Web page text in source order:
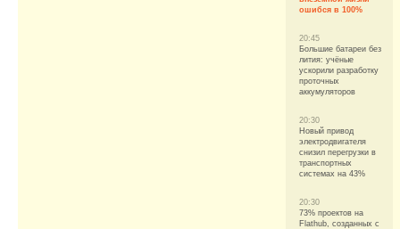
ошибся в 100%
20:45
Большие батареи без
лития: учёные
ускорили разработку
проточных
аккумуляторов
20:30
Новый привод
электродвигателя
снизил перегрузки в
транспортных
системах на 43%
20:30
73% проектов на
Flathub, созданных с